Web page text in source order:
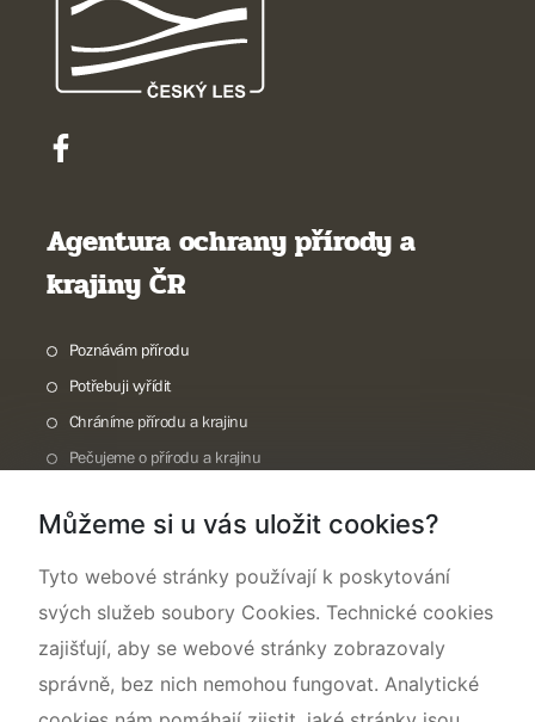
Agentura ochrany přírody a
krajiny ČR
Poznávám přírodu
Potřebuji vyřídit
Chráníme přírodu a krajinu
Pečujeme o přírodu a krajinu
O nás
Můžeme si u vás uložit cookies?
Tyto webové stránky používají k poskytování
svých služeb soubory Cookies. Technické cookies
zajišťují, aby se webové stránky zobrazovaly
správně, bez nich nemohou fungovat. Analytické